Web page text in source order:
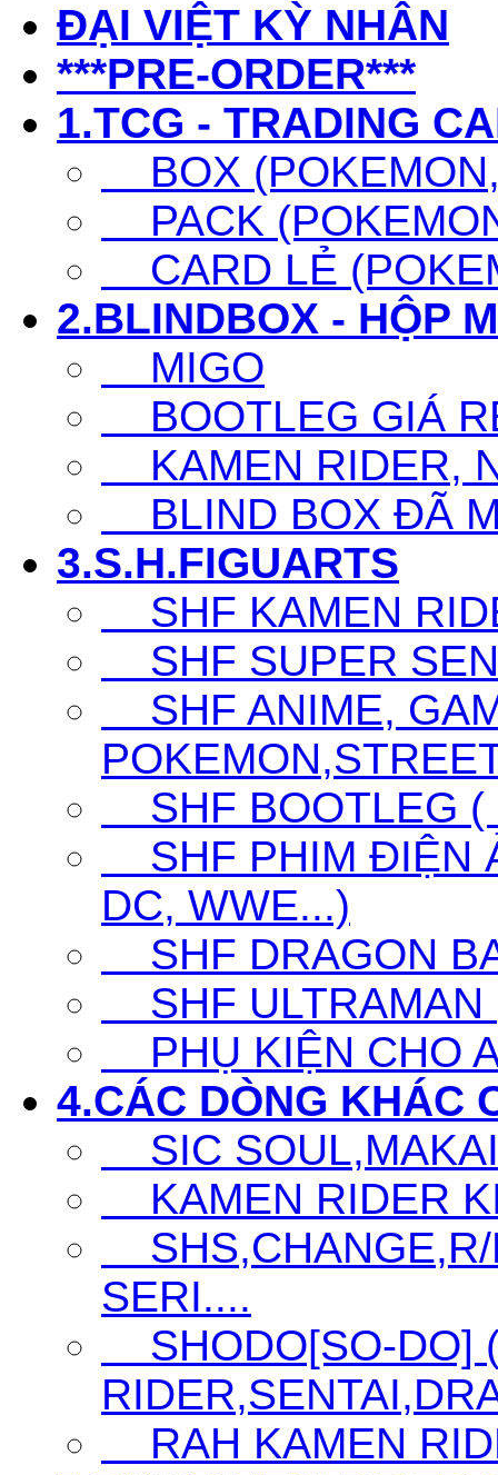
ĐẠI VIỆT KỲ NHÂN
***PRE-ORDER***
1.TCG - TRADING
BOX
PACK
CARD LẺ
2.BLINDBOX - HỘP
MIGO
BOOTLEG GIÁ
KAMEN RIDER,
BLIND BOX ĐÃ
3.S.H.FIGUARTS
SHF KAMEN
SHF SUPER
SHF ANIME,
SHF BOOTLEG (
SHF PHIM ĐIỆN
DC, WWE...)
SHF DRAGON
SHF ULTRAMAN
PHỤ KIỆN CHO
4.CÁC DÒNG KHÁC
SIC
KAMEN RIDER
SHS,CHANGE,R/
SERI....
SHODO[SO-DO]
RAH KAMEN